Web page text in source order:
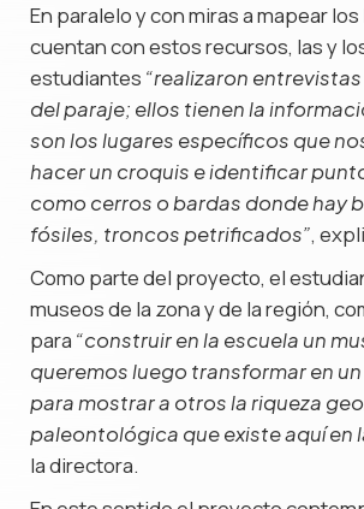
En paralelo y con miras a mapear
cuentan con estos recursos, las y
estudiantes “realizaron
del paraje; ellos tienen la
son los lugares específicos que
hacer un croquis e identificar
como cerros o bardas donde hay
fósiles, troncos petrificados”,
Como parte del proyecto, el
museos de la zona y de la región,
para “construir en la escuela un
queremos luego transformar en
para mostrar a otros la riqueza
paleontológica que existe aquí en
la directora.